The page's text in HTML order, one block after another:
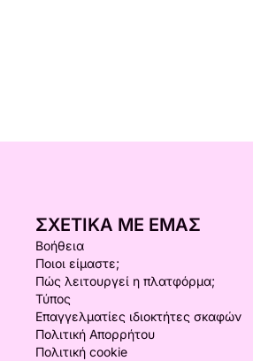
ΣΧΕΤΙΚΆ ΜΕ ΕΜΆΣ
Βοήθεια
Ποιοι είμαστε;
Πώς λειτουργεί η πλατφόρμα;
Τύπος
Επαγγελματίες ιδιοκτήτες σκαφών
Πολιτική Απορρήτου
Πολιτική cookie